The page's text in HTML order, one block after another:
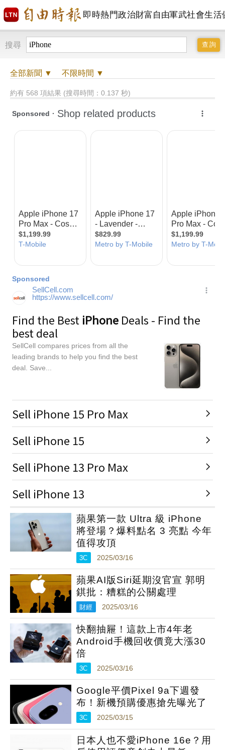
即時熱門政治財富自由軍武社會生活
搜尋
全部新聞 ▼ 不限時間 ▼
約有 568 項結果 (搜尋時間：0.137 秒)
蘋果第一款 Ultra 級 iPhone
將登場？爆料點名 3 亮點 今年
值得攻頂
3C 2025/03/16
蘋果AI版Siri延期沒官宣 郭明
錤批：糟糕的公關處理
財經 2025/03/16
快翻抽屜！這款上市4年老
Android手機回收價竟大漲30
倍
3C 2025/03/16
Google平價Pixel 9a下週發
布！新機預購優惠搶先曝光了
3C 2025/03/15
日本人也不愛iPhone 16e？用